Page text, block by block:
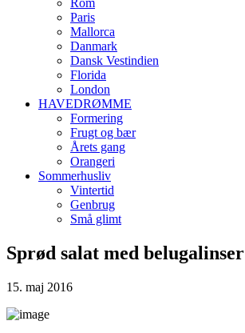
Rom
Paris
Mallorca
Danmark
Dansk Vestindien
Florida
London
HAVEDRØMME
Formering
Frugt og bær
Årets gang
Orangeri
Sommerhusliv
Vintertid
Genbrug
Små glimt
Sprød salat med belugalinser
15. maj 2016